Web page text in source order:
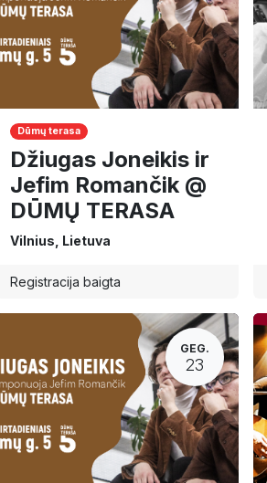
Dūmų terasa
Džiugas Joneikis ir
Jefim Romančik @
DŪMŲ TERASA
Vilnius Lietuva
Registracija baigta
GEG.
23